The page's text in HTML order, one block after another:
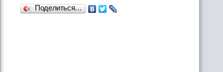
Поделиться…